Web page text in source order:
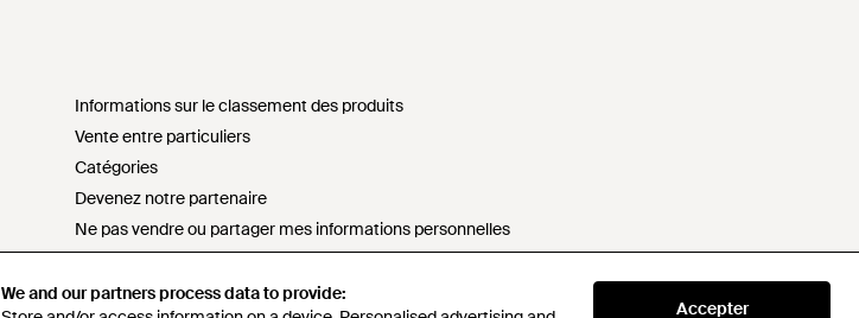
We and our partners process data to provide:
Accepter
Informations sur le classement des produits
Vente entre particuliers
Catégories
Devenez notre partenaire
Ne pas vendre ou partager mes informations personnelles
Déclaration sur l'esclavage moderne
s172 déclaration